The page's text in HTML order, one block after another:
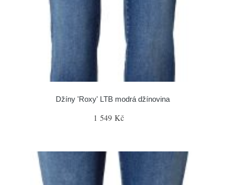
Džíny 'Roxy' LTB modrá džínovina
1 549 Kč